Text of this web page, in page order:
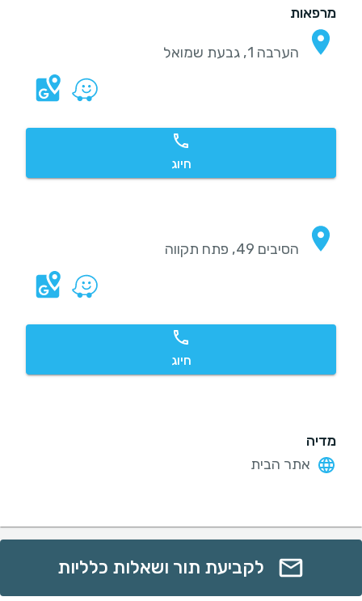
מרפאות
הערבה 1, גבעת שמואל
חיוג
הסיבים 49, פתח תקווה
חיוג
מדיה
אתר הבית
לקביעת תור ושאלות כלליות